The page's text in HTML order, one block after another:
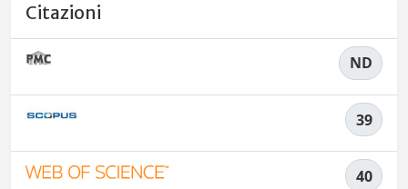
Citazioni
ND
39
40